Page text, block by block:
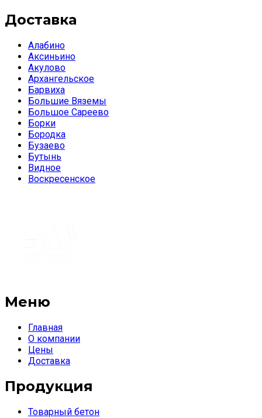
Доставка
Алабино
Аксиньино
Акулово
Архангельское
Барвиха
Большие Вяземы
Большое Сареево
Борки
Бородка
Бузаево
Бутынь
Видное
Воскресенское
Меню
Главная
О компании
Цены
Доставка
Продукция
Товарный бетон